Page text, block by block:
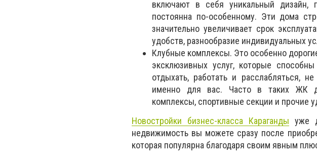
включают в себя уникальный
постоянна по-особенному. Эти дома
значительно увеличивает срок
удобств, разнообразие индивидуальных
Клубные комплексы. Это особенно
эксклюзивных услуг, которые
отдыхать, работать и расслабляться,
именно для вас. Часто в таких ЖК
комплексы, спортивные секции и прочие
Новостройки бизнес-класса Караганды уже
недвижимость вы можете сразу после
которая популярна благодаря своим явным